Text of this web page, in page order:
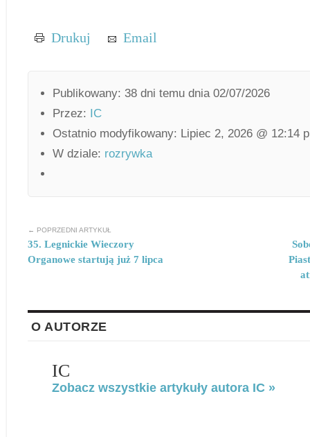
Drukuj Email
Publikowany: 38 dni temu dnia 02/07/2026
Przez: IC
Ostatnio modyfikowany: Lipiec 2, 2026 @ 12:14
W dziale: rozrywka
← POPRZEDNI ARTYKUŁ
35. Legnickie Wieczory
Organowe startują już 7 lipca
O AUTORZE
IC
Zobacz wszystkie artykuły autora IC »